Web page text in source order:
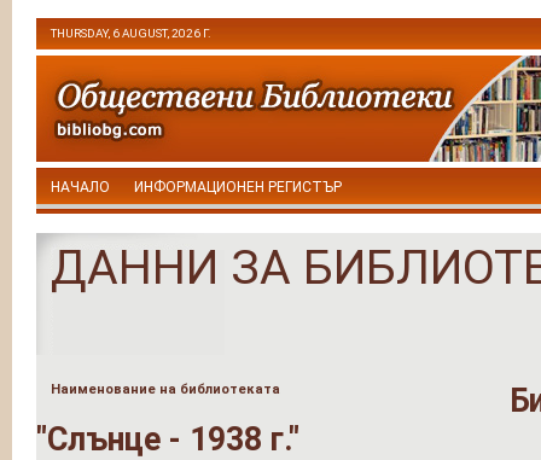
THURSDAY, 6 AUGUST, 2026 Г.
НАЧАЛО ИНФОРМАЦИОНЕН РЕГИСТЪР
ДАННИ ЗА
Наименование на библиотеката
"Слънце - 1938 г."